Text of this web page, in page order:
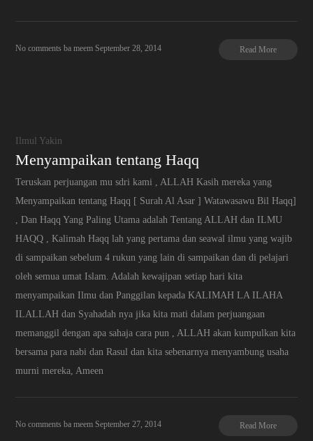
No comments ba meem September 28, 2014 Read More
Ilmul Yakin
Menyampaikan tentang Haqq
Teruskan perjuangan mu sdri kami , ALLAH Kasih mereka yang
Menyampaikan tentang Haqq [ Surah Al Asar ] Watawasawu Bil Haqq]
, Dan Haqq Yang Paling Utama adalah Tentang ALLAH dan ILMU
HAQQ , Kalimah Haqq lah yang pertama dan seawal ilmu yang wajib
di sampaikan sebelum 4 rukun yang lain di sampaikan dan di pelajari
oleh semua umat Islam. Adalah kewajipan setiap hari kita
menyampaikan Ilmu dan Panggilan kepada KALIMAH LA ILAHA
ILALLAH dan Syahadah nya jika kita mati dalam perjuangaan
memanggil dengan apa sahaja cara pun , ALLAH akan kumpulkan kita
bersama para nabi dan Rasul dan kita sebenarnya menyambung usaha
murni mereka, Ameen
No comments ba meem September 27, 2014 Read More